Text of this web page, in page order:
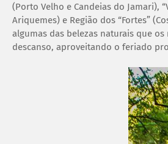
(Porto Velho e Candeias do Jamari),
Ariquemes) e Região dos “Fortes”
algumas das belezas naturais que
descanso, aproveitando o feriado